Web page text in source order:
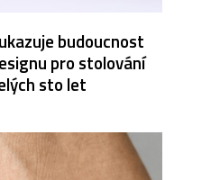
budoucnost
pro stolování
sto let